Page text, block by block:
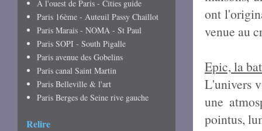
ont
venue au
Epic, la
L'univers
une
pointus,
À l'ouest de Paris - Cities guide
Paris 16ème - Auteuil Passy Chaillot
Paris Marais - NOMA - St Paul
Paris SOPI - South Pigalle
Paris avenue des Gobelins
Paris canal Saint Martin
Paris Belleville & l'art
Paris Berges de Seine rive gauche
Relire